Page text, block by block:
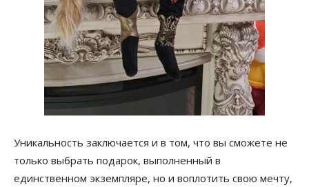
Уникальность заключается и в том, что вы сможете не
только выбрать подарок, выполненный в
единственном экземпляре, но и воплотить свою мечту,